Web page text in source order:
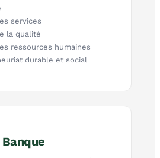
services
la qualité
ressources humaines
durable et social